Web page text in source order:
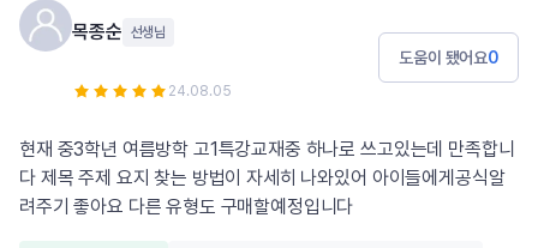
목종순 선생님
24.08.05
도움이 됐어요0
현재 중3학년 여름방학 고1특강교재중 하나로 쓰고있는데 만족합니
다 제목 주제 요지 찾는 방법이 자세히 나와있어 아이들에게공식알
려주기 좋아요 다른 유형도 구매할예정입니다